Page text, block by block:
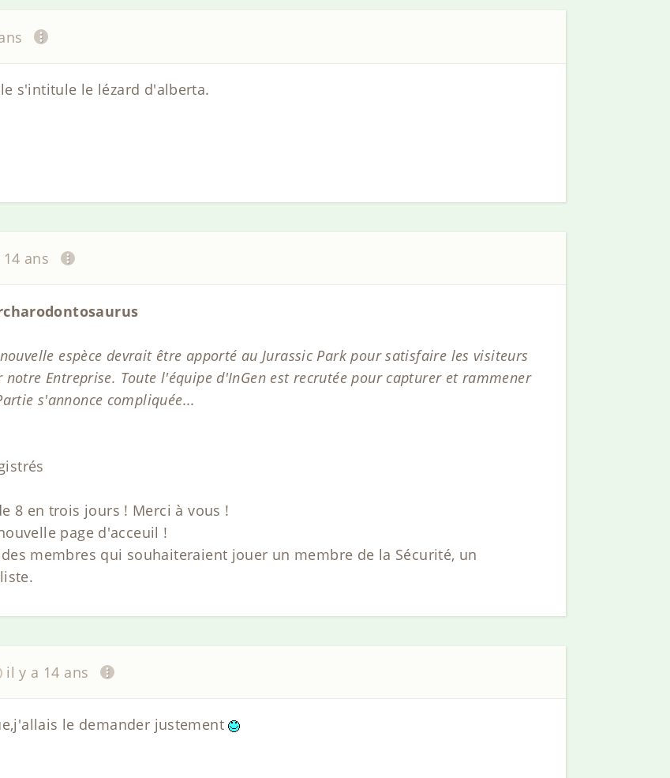
s'intitule le lézard d'alberta.
ans
espèce devrait être apporté au Jurassic Park pour satisfaire les visiteurs
Entreprise. Toute l'équipe d'InGen est recrutée pour capturer et rammener
s'annonce compliquée...
8 en trois jours ! Merci à vous !
page d'acceuil !
membres qui souhaiteraient jouer un membre de la Sécurité, un
il y a 14 ans
le demander justement